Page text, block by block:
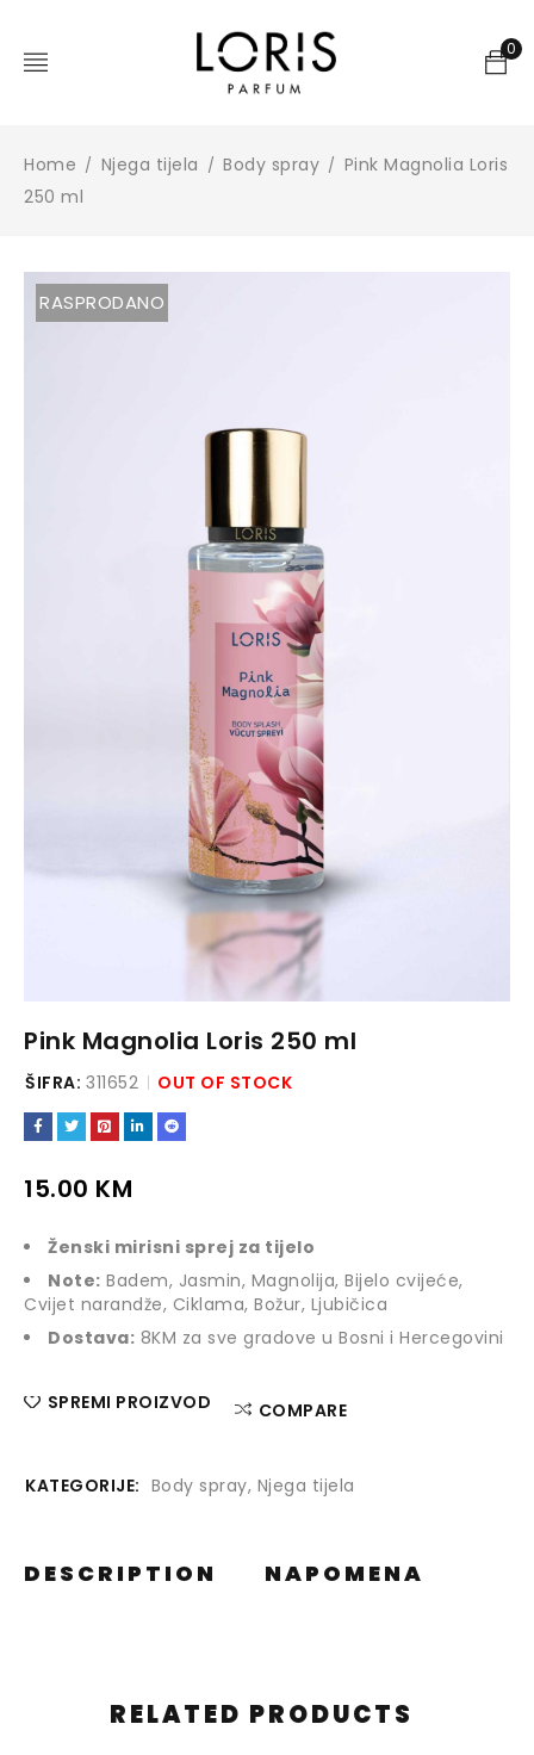
0
Home / Njega tijela / Body spray / Pink Magnolia Loris
250 ml
RASPRODANO
Pink Magnolia Loris 250 ml
ŠIFRA: 311652 OUT OF STOCK
15.00 KM
Ženski mirisni sprej za tijelo
Note: Badem, Jasmin, Magnolija, Bijelo cvijeće,
Cvijet narandže, Ciklama, Božur, Ljubičica
Dostava: 8KM za sve gradove u Bosni i Hercegovini
SPREMI PROIZVOD COMPARE
KATEGORIJE: Body spray, Njega tijela
DESCRIPTION NAPOMENA
RELATED PRODUCTS